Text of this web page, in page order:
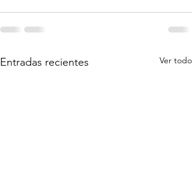
Entradas recientes Ver todo